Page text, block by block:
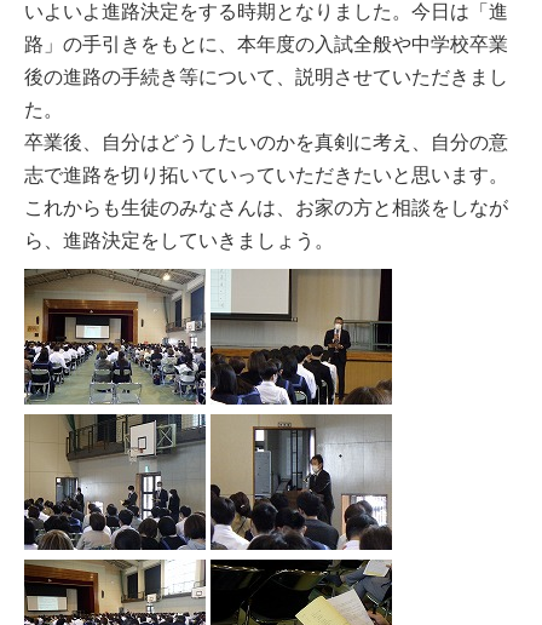
いよいよ進路決定をする時期となりました。今日は「進
路」の手引きをもとに、本年度の入試全般や中学校卒業
後の進路の手続き等について、説明させていただきまし
た。
卒業後、自分はどうしたいのかを真剣に考え、自分の意
志で進路を切り拓いていっていただきたいと思います。
これからも生徒のみなさんは、お家の方と相談をしなが
ら、進路決定をしていきましょう。